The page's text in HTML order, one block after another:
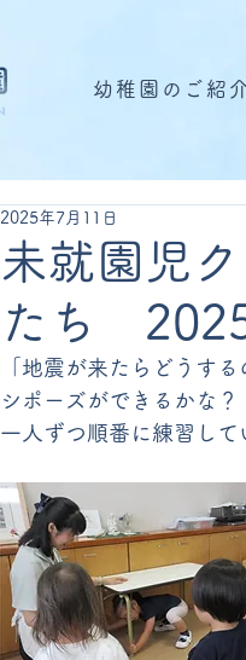
幼稚園のご紹
未就園児
たち
2025年7月11日
「地震が来たらどうす
シポーズができるかな？
一人ずつ順番に練習して